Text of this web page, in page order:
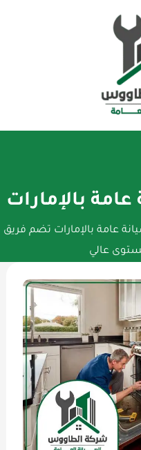
بالإمارات
عامة بالإمارات تضم فريق
عالي